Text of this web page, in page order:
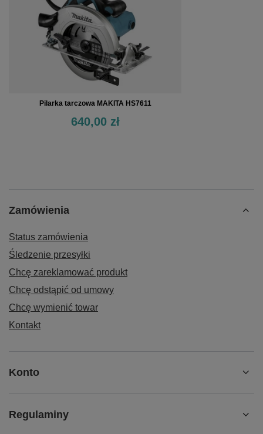
Pilarka tarczowa MAKITA HS7611
640,00 zł
Zamówienia
Status zamówienia
Śledzenie przesyłki
Chcę zareklamować produkt
Chcę odstąpić od umowy
Chcę wymienić towar
Kontakt
Konto
Regulaminy